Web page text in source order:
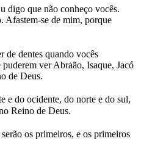
digo que não conheço vocês.
Afastem-se de mim, porque
de dentes quando vocês
ver Abraão, Isaque, Jacó
de Deus.
e do ocidente, do norte e do sul,
Reino de Deus.
os primeiros, e os primeiros